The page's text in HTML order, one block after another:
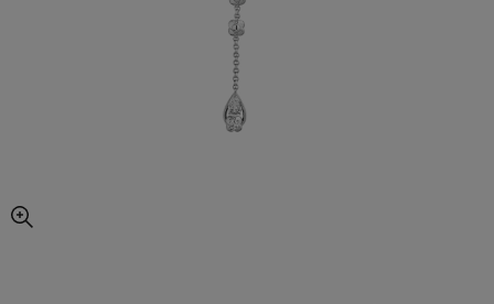
imagen agrandada